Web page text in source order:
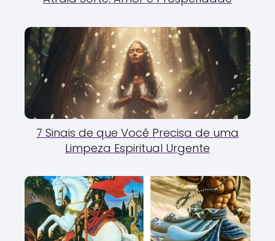
7 Sinais de que Você Precisa de uma
Limpeza Espiritual Urgente